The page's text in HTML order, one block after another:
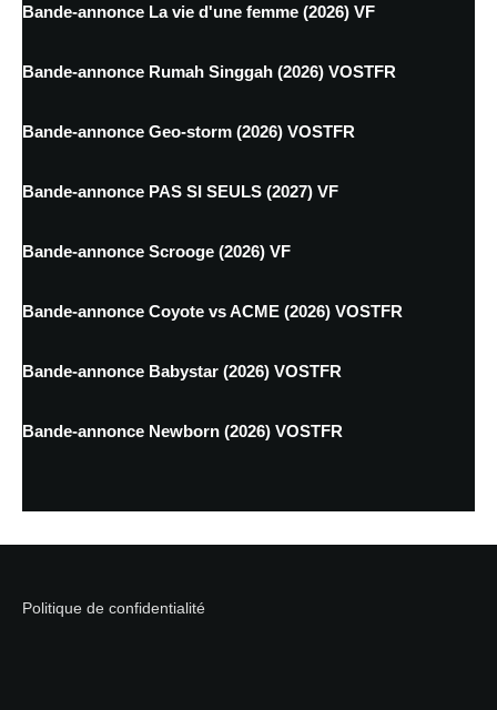
Bande-annonce La vie d'une femme (2026) VF
Bande-annonce Rumah Singgah (2026) VOSTFR
Bande-annonce Geo-storm (2026) VOSTFR
Bande-annonce PAS SI SEULS (2027) VF
Bande-annonce Scrooge (2026) VF
Bande-annonce Coyote vs ACME (2026) VOSTFR
Bande-annonce Babystar (2026) VOSTFR
Bande-annonce Newborn (2026) VOSTFR
Politique de confidentialité